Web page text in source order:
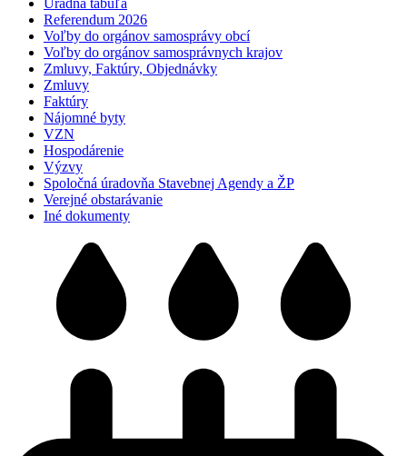
Referendum 2026
Voľby do orgánov samosprávy obcí
Voľby do orgánov samosprávnych krajov
Zmluvy, Faktúry, Objednávky
Zmluvy
Faktúry
Nájomné byty
VZN
Hospodárenie
Výzvy
Spoločná úradovňa Stavebnej Agendy a ŽP
Verejné obstarávanie
Iné dokumenty